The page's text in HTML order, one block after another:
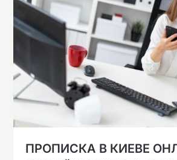
ПРОПИСКА В КИЕВЕ